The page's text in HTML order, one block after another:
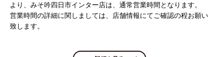
より、みそ吟四日市インター店は、通常営業時間となります。
営業時間の詳細に関しましては、店舗情報にてご確認の程お願い
致します。